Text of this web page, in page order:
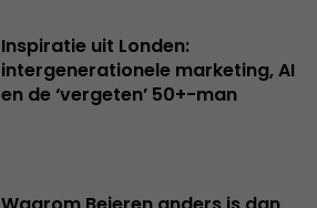
Inspiratie uit Londen:
intergenerationele marketing, AI
en de ‘vergeten’ 50+-man